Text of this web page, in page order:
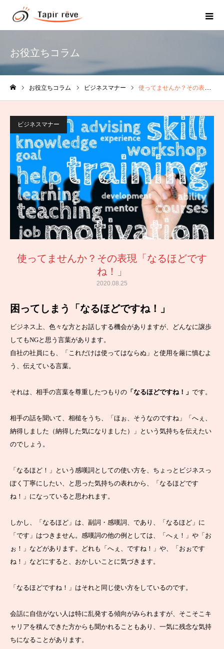
お役立ちコラム
お役立ちコラム ビジネスマナー 使ってませんか？その表現「なるほどですね！」
ビジネスマナー
使ってませんか？その表現「なるほどです
ね！」
2020.08.25
困ってしまう「なるほどですね！」
ビジネス上、色々な方とお話しする機会がありますが、どんなに譲歩
してもNGと思う言葉があります。
自社の社員にも、「これだけは使ってはならぬ」と使用を厳に慎むよ
う、伝えている言葉。
それは、相手の言葉を尊重したつもりの 「なるほどですね！」 です。
相手の話を聞いて、相槌をうち、「ほぉ、そうなのですね」「へぇ、
納得しました（納得した気になりました）」という気持ちを伝えたい
のでしょう。
「なるほど！」という感嘆詞としての使い方を、ちょっとビジネスっ
ぽく丁寧にしたい、と思った気持ちの表れから、「なるほどです
ね！」になっていると思われます。
しかし、「なるほど」は、副詞・感嘆詞、であり、「なるほど」に
「です」はつきません。感嘆詞の他の例としては、「へぇ！」や「お
ぉ！」などがあります。どれも「へぇ、ですね！」や、「おぉです
ね！」などにすると、おかしいことに気づきます。
「なるほどですね！」はそれと同じ使い方をしているのです。
会話に自信がない人は特に乱発する傾向がみられますが、そこそこキ
ャリアを積んできた方からも聞かれることもあり、一気に残念な気持
ちになることがあります。